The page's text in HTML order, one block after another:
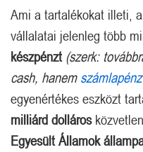
Ami a tartalékokat illeti,
vállalatai jelenleg több
készpénzt (szerk:
cash, hanem
egyenértékes eszközt
milliárd dolláros
Egyesült Államok